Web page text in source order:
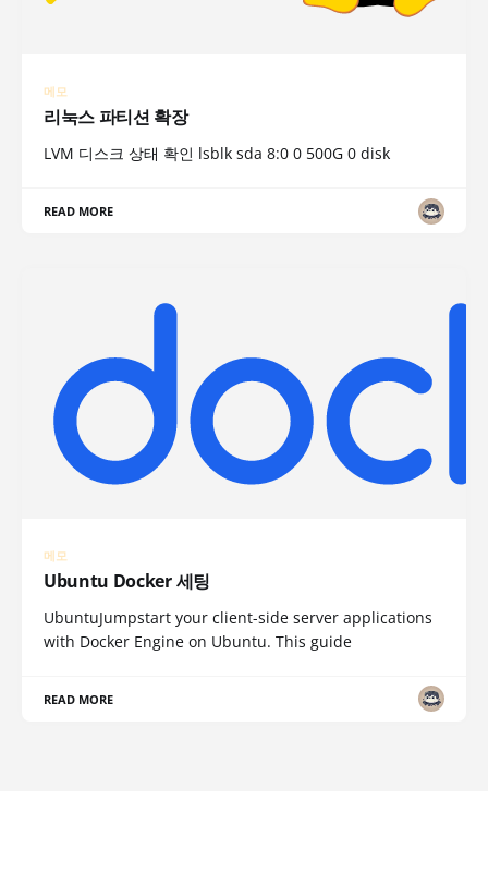
메모
리눅스 파티션 확장
LVM 디스크 상태 확인 lsblk sda 8:0 0 500G 0 disk
READ MORE
메모
Ubuntu Docker 세팅
UbuntuJumpstart your client-side server applications
with Docker Engine on Ubuntu. This guide
READ MORE